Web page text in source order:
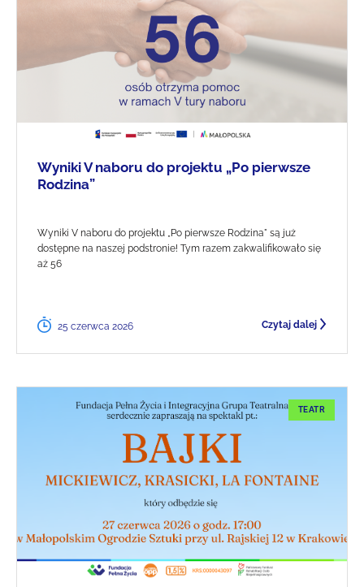
Wyniki V naboru do projektu „Po pierwsze
Rodzina”
Wyniki V naboru do projektu „Po pierwsze Rodzina" są już
dostępne na naszej podstronie! Tym razem zakwalifikowało się
aż 56
25 czerwca 2026 Czytaj dalej
TEATR